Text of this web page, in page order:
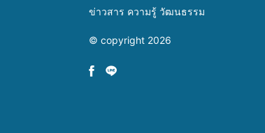
ข่าวสาร ความรู้ วัฒนธรรม
© copyright 2026